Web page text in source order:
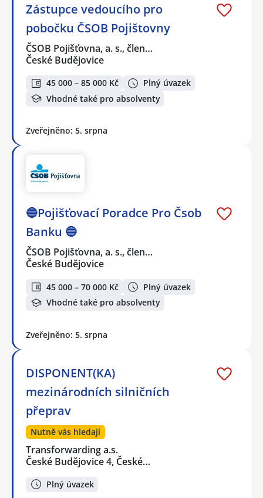
Zástupce vedoucího pro
pobočku ČSOB Pojištovny
ČSOB Pojišťovna, a. s., člen…
České Budějovice
45 000 – 85 000 Kč
Plný úvazek
Vhodné také pro absolventy
Zveřejněno: 5. srpna
🔵Pojišťovací Poradce Pro Čsob
Banku 🔵
ČSOB Pojišťovna, a. s., člen…
České Budějovice
45 000 – 70 000 Kč
Plný úvazek
Vhodné také pro absolventy
Zveřejněno: 5. srpna
DISPONENT(KA)
mezinárodních silničních
přeprav
Nutně vás hledají
Transforwarding a.s.
České Budějovice 4, České…
Plný úvazek